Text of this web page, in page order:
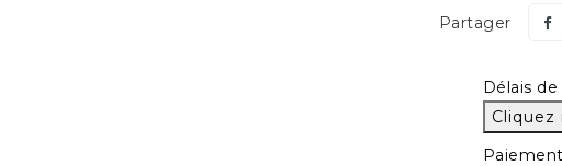
Partager
Délais
Cliquez